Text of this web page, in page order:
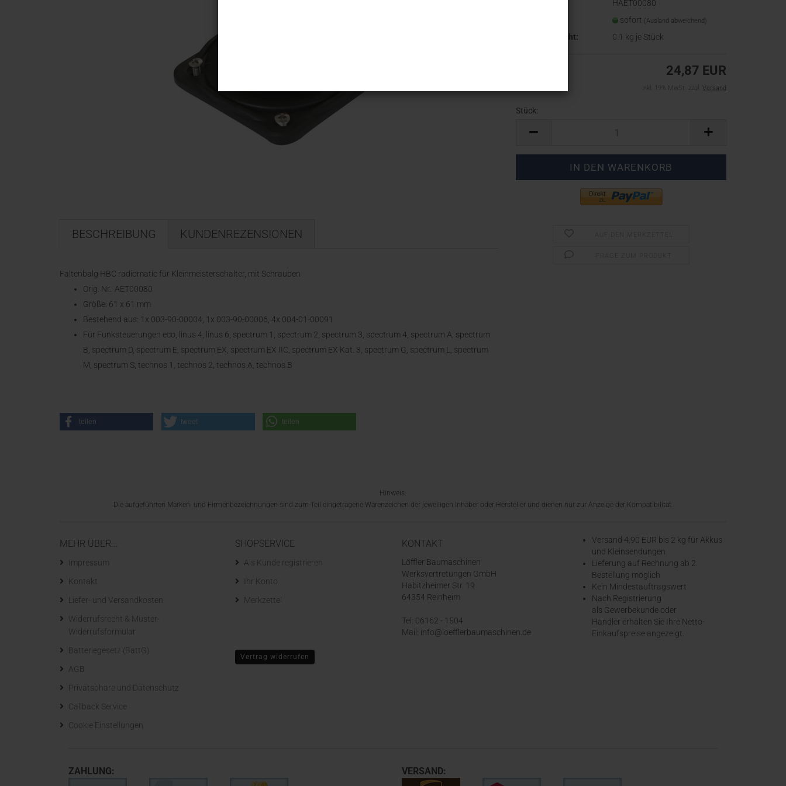
HAET00080
sofort (Ausland abweichend)
Versandgewicht: 0.1 kg je Stück
24,87 EUR
inkl. 19% MwSt. zzgl. Versand
Stück:
Stück
BESCHREIBUNG KUNDENREZENSIONEN
Faltenbalg HBC radiomatic für Kleinmeisterschalter, mit Schrauben
Orig. Nr.: AET00080
Größe: 61 x 61 mm
Bestehend aus: 1x 003-90-00004, 1x 003-90-00006, 4x 004-01-00091
Für Funksteuerungen eco, linus 4, linus 6, spectrum 1, spectrum 2, spectrum 3, spectrum 4, spectrum A, spectrum
B, spectrum D, spectrum E, spectrum EX, spectrum EX IIC, spectrum EX Kat. 3, spectrum G, spectrum L, spectrum
M, spectrum S, technos 1, technos 2, technos A, technos B
teilen tweet teilen
Hinweis:
Die aufgeführten Marken- und Firmenbezeichnungen sind zum Teil eingetragene Warenzeichen der jeweiligen Inhaber oder Hersteller und dienen nur zur Anzeige der Kompatibilität.
MEHR ÜBER...
Impressum
Kontakt
Liefer- und Versandkosten
Widerrufsrecht & Muster-
Widerrufsformular
Batteriegesetz (BattG)
AGB
Privatsphäre und Datenschutz
Callback Service
Cookie Einstellungen
SHOPSERVICE
Als Kunde registrieren
Ihr Konto
Merkzettel
KONTAKT
Löffler Baumaschinen
Werksvertretungen GmbH
Habitzheimer Str. 19
64354 Reinheim
Tel: 06162 - 1504
Mail: info@loefflerbaumaschinen.de
Versand 4,90 EUR bis 2 kg für Akkus
und Kleinsendungen
​Lieferung auf Rechnung ab 2.
Bestellung möglich
Kein Mindestauftragswert
Nach Registrierung
als Gewerbekunde oder
Händler erhalten Sie Ihre Netto-
Einkaufspreise angezeigt.
Vertrag widerrufen
ZAHLUNG: VERSAND: